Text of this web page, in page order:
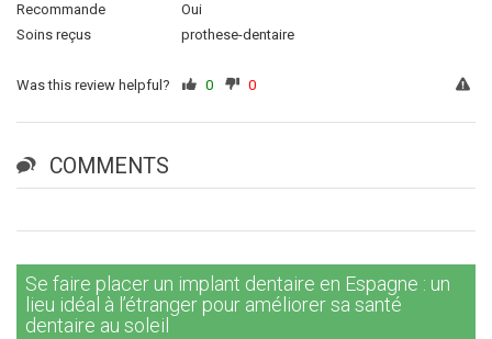
Recommande
Oui
Soins reçus
prothese-dentaire
Was this review helpful? 0 0
COMMENTS
Se faire placer un implant dentaire en Espagne : un
lieu idéal à l’étranger pour améliorer sa santé
dentaire au soleil